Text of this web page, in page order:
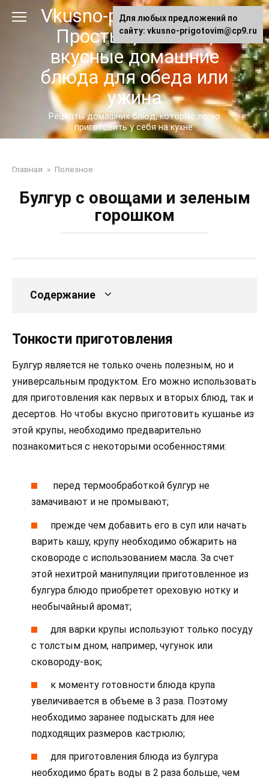
Vkusno-prigotovim.ru -
Простые, сытные,
вкусные домашние
блюда для обеда или
ужина
Рецепты домашних блюд, которые легко
приготовить у себя на кухне.
Главная » Полезное
Булгур с овощами и зеленым
горошком
Содержание
Тонкости приготовления
Булгур является не только очень полезным, но и
универсальным продуктом. Его можно использовать
для приготовления как первых и вторых блюд, так и
десертов. Но чтобы вкусно приготовить кушанье из
этой крупы, необходимо предварительно
познакомиться с некоторыми особенностями:
перед термообработкой булгур не
замачивают и не промывают;
прежде чем добавить его в суп или начать
варить кашу, крупу необходимо обжарить на
сковороде с использованием масла. За счет
этой нехитрой манипуляции приготовленное из
булгура блюдо приобретет ореховую нотку и
необычайный аромат;
для варки крупы используют только посуду
с толстым дном, например, чугунок или
сковороду-вок;
к моменту готовности блюда крупа
увеличивается в объеме в 3 раза. Поэтому
необходимо заранее подыскать для нее
подходящих размеров кастрюлю;
для приготовления блюда из булгура
необходимо брать воды в 2 раза больше, чем
Для любых предложений по
сайту: vkusno-prigotovim@cp9.ru